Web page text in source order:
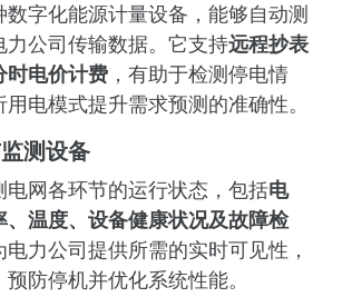
数字化能源计量设备，能够自动测
力公司传输数据。它支持远程抄表
时电价计费 ，有助于检测停电情
电模式提升需求预测的准确性。
测设备
电网各环节的运行状态，包括电
、温度、设备健康状况及故障检
力公司提供所需的实时可见性，
防停机并优化系统性能。